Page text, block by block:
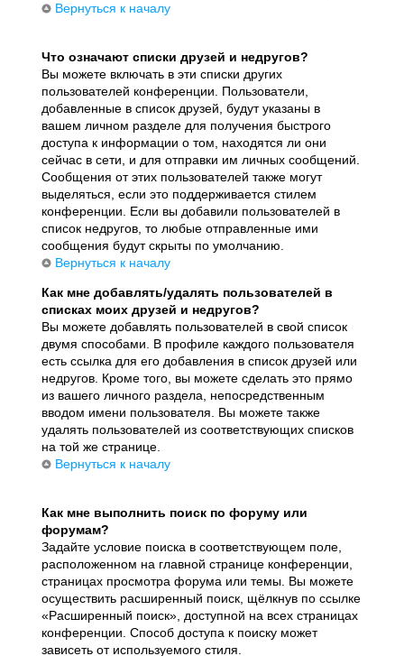
Вернуться к началу
Что означают списки друзей и недругов?
Вы можете включать в эти списки других
пользователей конференции. Пользователи,
добавленные в список друзей, будут указаны в
вашем личном разделе для получения быстрого
доступа к информации о том, находятся ли они
сейчас в сети, и для отправки им личных сообщений.
Сообщения от этих пользователей также могут
выделяться, если это поддерживается стилем
конференции. Если вы добавили пользователей в
список недругов, то любые отправленные ими
сообщения будут скрыты по умолчанию.
Вернуться к началу
Как мне добавлять/удалять пользователей в
списках моих друзей и недругов?
Вы можете добавлять пользователей в свой список
двумя способами. В профиле каждого пользователя
есть ссылка для его добавления в список друзей или
недругов. Кроме того, вы можете сделать это прямо
из вашего личного раздела, непосредственным
вводом имени пользователя. Вы можете также
удалять пользователей из соответствующих списков
на той же странице.
Вернуться к началу
Как мне выполнить поиск по форуму или
форумам?
Задайте условие поиска в соответствующем поле,
расположенном на главной странице конференции,
страницах просмотра форума или темы. Вы можете
осуществить расширенный поиск, щёлкнув по ссылке
«Расширенный поиск», доступной на всех страницах
конференции. Способ доступа к поиску может
зависеть от используемого стиля.